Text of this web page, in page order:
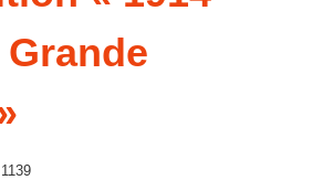
Grande